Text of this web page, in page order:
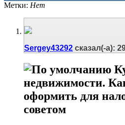
Метки: Нет
Sergey43292 сказал(-а):
недвижимости.
оформить для
советом